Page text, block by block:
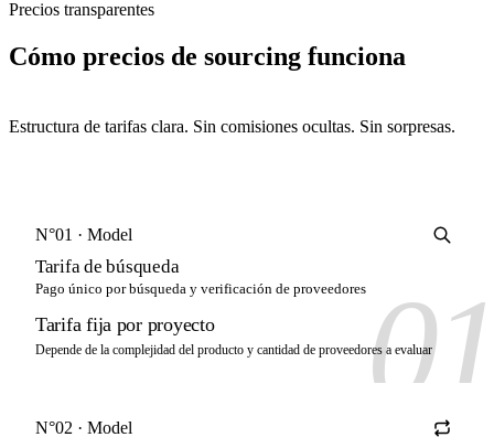
Precios transparentes
Cómo precios de sourcing funciona
Estructura de tarifas clara. Sin comisiones ocultas. Sin sorpresas.
N°01 · Model
Tarifa de búsqueda
Pago único por búsqueda y verificación de proveedores
Tarifa fija por proyecto
Depende de la complejidad del producto y cantidad de proveedores a evaluar
N°02 · Model